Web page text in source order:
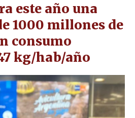
este año una
1000 millones de
consumo
kg/hab/año